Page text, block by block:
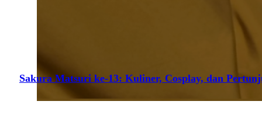
Sakura Matsuri ke-13: Kuliner, Cosplay, dan